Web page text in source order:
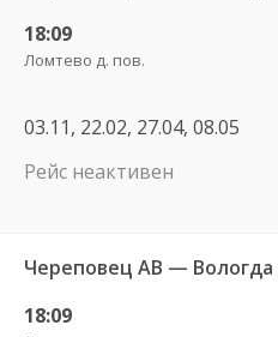
18:09
Ломтево д. пов.
03.11, 22.02, 27.04, 08.05
Рейс неактивен
Череповец АВ — Вологда
18:09